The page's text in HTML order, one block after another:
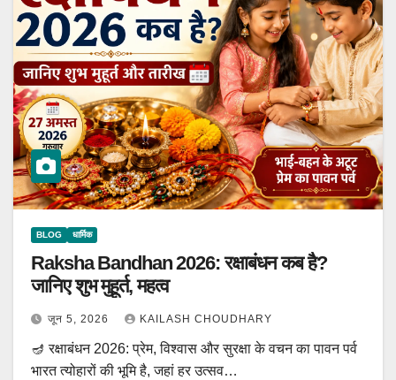
BLOG धार्मिक
Raksha Bandhan 2026: रक्षाबंधन कब है?
जानिए शुभ मुहूर्त, महत्व
जून 5, 2026 KAILASH CHOUDHARY
🪔 रक्षाबंधन 2026: प्रेम, विश्वास और सुरक्षा के वचन का पावन पर्व
भारत त्योहारों की भूमि है, जहां हर उत्सव…